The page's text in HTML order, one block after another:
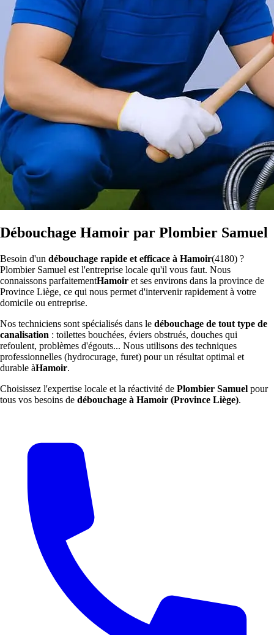
Débouchage Hamoir par Plombier Samuel
Besoin d'un débouchage rapide et efficace à Hamoir(4180) ?
Plombier Samuel est l'entreprise locale qu'il vous faut. Nous
connaissons parfaitementHamoir et ses environs dans la province de
Province Liège, ce qui nous permet d'intervenir rapidement à votre
domicile ou entreprise.
Nos techniciens sont spécialisés dans le débouchage de tout type de
canalisation : toilettes bouchées, éviers obstrués, douches qui
refoulent, problèmes d'égouts... Nous utilisons des techniques
professionnelles (hydrocurage, furet) pour un résultat optimal et
durable àHamoir.
Choisissez l'expertise locale et la réactivité de Plombier Samuel pour
tous vos besoins de débouchage à Hamoir (Province Liège).